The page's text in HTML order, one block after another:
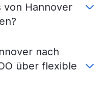
von Hannover
nach
über flexible